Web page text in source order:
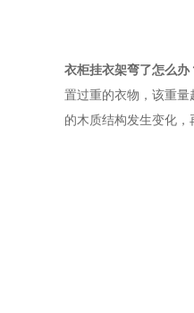
衣柜挂衣架弯了怎么办
置过重的衣物，该重
的木质结构发生变化，